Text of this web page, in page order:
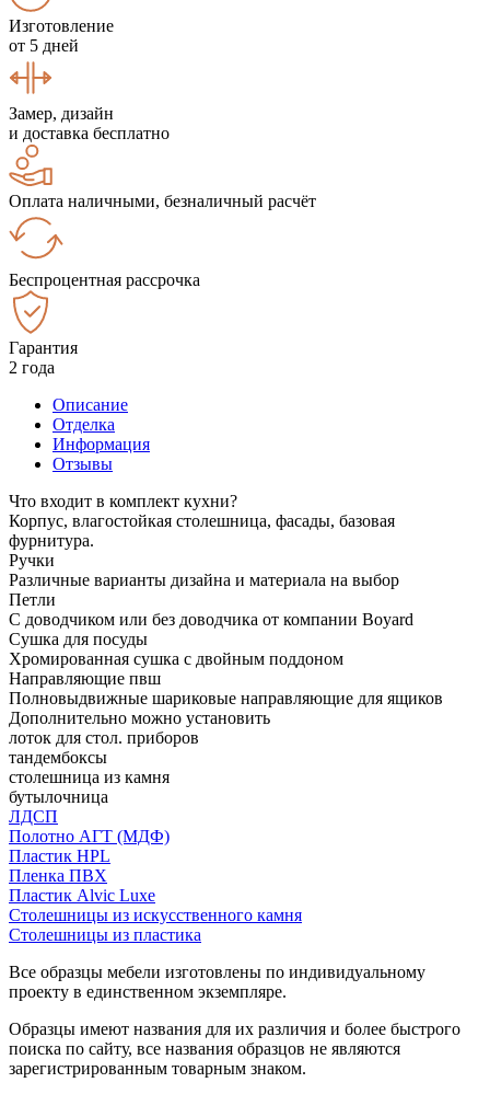
Изготовление
от 5 дней
Замер, дизайн
и доставка бесплатно
Оплата наличными, безналичный расчёт
Беспроцентная рассрочка
Гарантия
2 года
Описание
Отделка
Информация
Отзывы
Что входит в комплект кухни?
Корпус, влагостойкая столешница, фасады, базовая
фурнитура.
Ручки
Различные варианты дизайна и материала на выбор
Петли
С доводчиком или без доводчика от компании Boyard
Сушка для посуды
Хромированная сушка с двойным поддоном
Направляющие пвш
Полновыдвижные шариковые направляющие для ящиков
Дополнительно можно установить
лоток для стол. приборов
тандембоксы
столешница из камня
бутылочница
ЛДСП
Полотно АГТ (МДФ)
Пластик HPL
Пленка ПВХ
Пластик Alvic Luxe
Столешницы из искусственного камня
Столешницы из пластика
Все образцы мебели изготовлены по индивидуальному
проекту в единственном экземпляре.
Образцы имеют названия для их различия и более быстрого
поиска по сайту, все названия образцов не являются
зарегистрированным товарным знаком.